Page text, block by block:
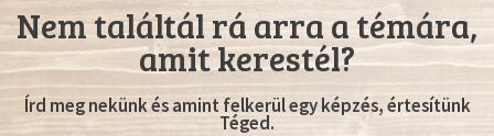
Nem találtál rá arra a témára,
amit kerestél?
Írd meg nekünk és amint felkerül egy képzés, értesítünk
Téged.